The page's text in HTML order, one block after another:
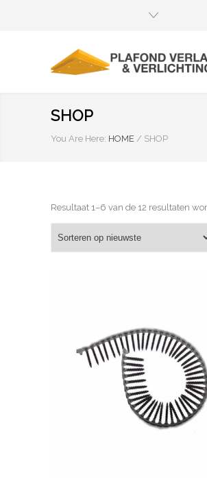
SHOP
You Are Here: HOME / SHOP
Resultaat 1–6 van de 12 resultaten